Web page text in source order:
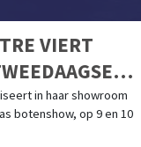
VIERT
in haar showroom
botenshow, op 9 en 10